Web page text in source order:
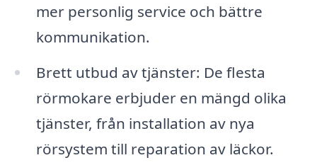
mer personlig service och bättre
kommunikation.
Brett utbud av tjänster: De flesta
rörmokare erbjuder en mängd olika
tjänster, från installation av nya
rörsystem till reparation av läckor.